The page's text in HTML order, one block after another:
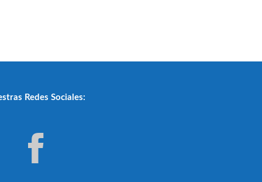
Redes Sociales: